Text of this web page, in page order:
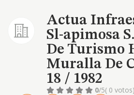
Actua
Sl-apimosa
De Turismo
Muralla De
18 / 1982
0/5( 0 votos)